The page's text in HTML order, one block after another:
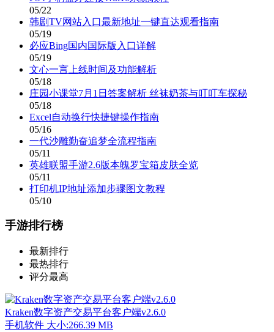
05/22
韩剧TV网站入口最新地址一键直达观看指南
05/19
必应Bing国内国际版入口详解
05/19
文心一言上线时间及功能解析
05/18
庄园小课堂7月1日答案解析 丝袜奶茶与叮叮车探秘
05/18
Excel自动换行快捷键操作指南
05/16
一代沙雕勤奋追梦全流程指南
05/11
英雄联盟手游2.6版本魄罗宝箱皮肤全览
05/11
打印机IP地址添加步骤图文教程
05/10
手游排行榜
最新排行
最热排行
评分最高
Kraken数字资产交易平台客户端v2.6.0
手机软件 大小:266.39 MB